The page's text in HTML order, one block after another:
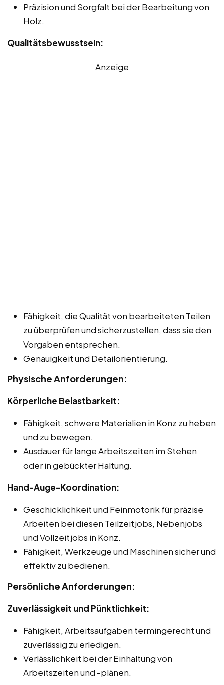
Präzision und Sorgfalt bei der Bearbeitung von
Holz.
Qualitätsbewusstsein:
Anzeige
Fähigkeit, die Qualität von bearbeiteten Teilen
zu überprüfen und sicherzustellen, dass sie den
Vorgaben entsprechen.
Genauigkeit und Detailorientierung.
Physische Anforderungen:
Körperliche Belastbarkeit:
Fähigkeit, schwere Materialien in Konz zu heben
und zu bewegen.
Ausdauer für lange Arbeitszeiten im Stehen
oder in gebückter Haltung.
Hand-Auge-Koordination:
Geschicklichkeit und Feinmotorik für präzise
Arbeiten bei diesen Teilzeitjobs, Nebenjobs
und Vollzeitjobs in Konz.
Fähigkeit, Werkzeuge und Maschinen sicher und
effektiv zu bedienen.
Persönliche Anforderungen:
Zuverlässigkeit und Pünktlichkeit:
Fähigkeit, Arbeitsaufgaben termingerecht und
zuverlässig zu erledigen.
Verlässlichkeit bei der Einhaltung von
Arbeitszeiten und -plänen.